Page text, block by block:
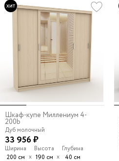
Шкаф-купе Миллениум 4-
200b
Дуб молочный
33 956 ₽
Ширина
200 см х
Высота
190 см х
Глубина
40 см